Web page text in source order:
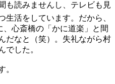
も読みませんし、テレビも見
生活をしています。だから、
心斎橋の「かに道楽」と間
だなと（笑）。失礼ながら村
でした。
。